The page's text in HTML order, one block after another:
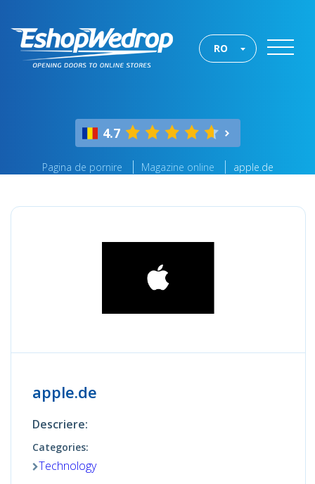
RO
4.7
Pagina de pornire Magazine online apple.de
apple.de
Descriere:
Categories:
Technology